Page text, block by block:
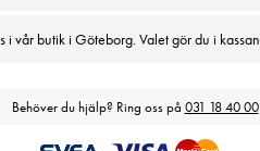
i vår butik i Göteborg. Valet gör du i kassan
Behöver du hjälp? Ring oss på 031 18 40 00